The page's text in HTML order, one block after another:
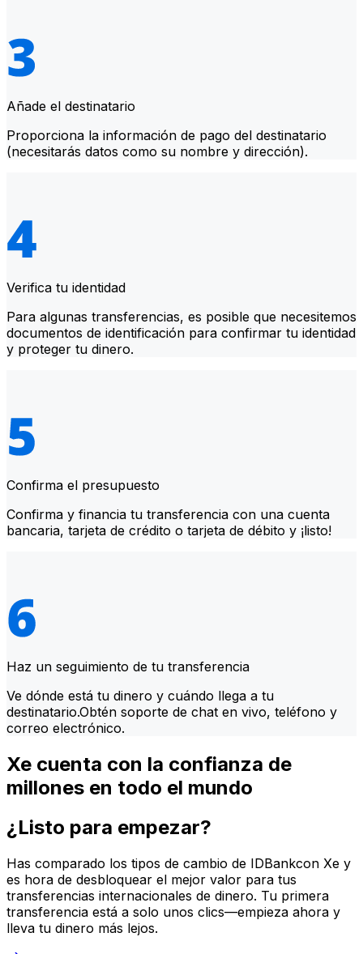
Añade el destinatario
Proporciona la información de pago del destinatario
(necesitarás datos como su nombre y dirección).
Verifica tu identidad
Para algunas transferencias, es posible que necesitemos
documentos de identificación para confirmar tu identidad
y proteger tu dinero.
Confirma el presupuesto
Confirma y financia tu transferencia con una cuenta
bancaria, tarjeta de crédito o tarjeta de débito y ¡listo!
Haz un seguimiento de tu transferencia
Ve dónde está tu dinero y cuándo llega a tu
destinatario.Obtén soporte de chat en vivo, teléfono y
correo electrónico.
Xe cuenta con la confianza de
millones en todo el mundo
¿Listo para empezar?
Has comparado los tipos de cambio de IDBankcon Xe y
es hora de desbloquear el mejor valor para tus
transferencias internacionales de dinero. Tu primera
transferencia está a solo unos clics—empieza ahora y
lleva tu dinero más lejos.